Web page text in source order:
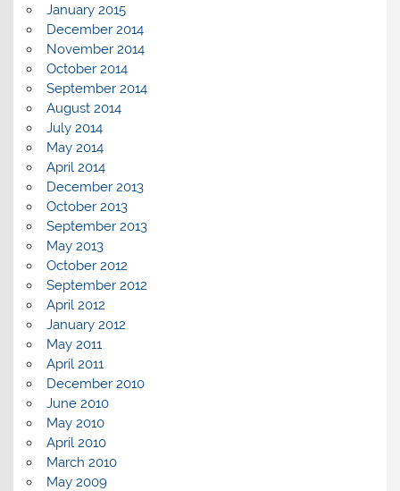
January 2015
December 2014
November 2014
October 2014
September 2014
August 2014
July 2014
May 2014
April 2014
December 2013
October 2013
September 2013
May 2013
October 2012
September 2012
April 2012
January 2012
May 2011
April 2011
December 2010
June 2010
May 2010
April 2010
March 2010
May 2009